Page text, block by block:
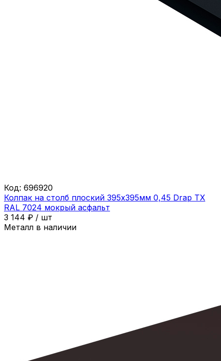
Код: 696920
Колпак на столб плоский 395х395мм 0,45 Drap ТХ
RAL 7024 мокрый асфальт
3 144 ₽ / шт
Металл в наличии